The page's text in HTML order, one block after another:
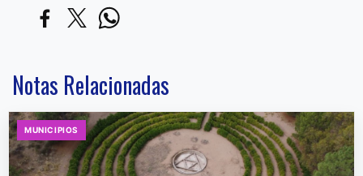
Notas Relacionadas
MUNICIPIOS